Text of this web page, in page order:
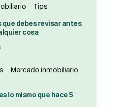
Tips
que debes revisar antes
cosa
Mercado inmobiliario
lo mismo que hace 5